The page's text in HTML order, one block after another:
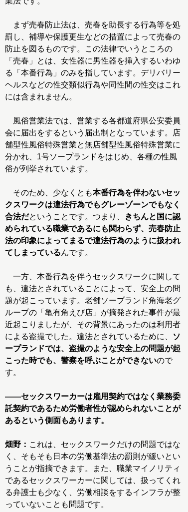
まず売春防止法は、売春を助長する行為等を処
罰し、補導や保護更生などの措置によって売春の
防止を図るものです。この法律でいうところの
「売春」とは、女性器に男性器を挿入するいわゆ
る「本番行為」のみを指しています。デリバリー
ヘルスなどの性交類似行為や同性間の性交はこれ
には含まれません。
風俗営業法では、営業する各都道府県公安委員
会に届出をするという届出制となっています。店
舗型性風俗特殊営業と無店舗型性風俗特殊営業に
分かれ、1号ソープランドをはじめ、各種の性風
俗が列挙されています。
そのため、少なくとも本番行為を伴わないセッ
クスワークは違法行為でもグレーゾーンでもなく
合法だということです。つまり、
きちんと国に認
められている職業であるにも関わらず、売春防止
法の印象によってまるで違法行為のように扱われ
てしまっているんです。
一方、本番行為を伴うセックスワークに関して
も、違法とされていることによって、安全上の問
題が起こっています。老舗ソープランド角海老グ
ループの「亀有角えび店」が摘発された事件が最
近起こりましたが、その背景にあったのは利用者
による盗撮でした。違法とされているために、
ソ
ープランドでは、盗撮のような安全上の問題が起
こった時でも、警察を呼ぶことができないので
す。
――セックスワーカーは雇用契約ではなく業務委
託契約であるため労働者性が認められないことが
あるという側面もあります。
畑野： これは、セックスワークだけの問題ではな
く、そもそも日本の労働基準法の罰則が緩いとい
うことが指摘できます。また、職業マイノリティ
であるセックスワーカーに関しては、扱ってくれ
る弁護士も少なく、労働相談をするインフラが整
っていないことも問題です。